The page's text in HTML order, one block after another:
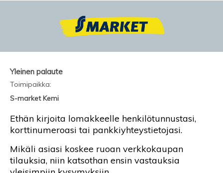
Yleinen palaute
Toimipaikka:
S-market Kemi
Ethän kirjoita lomakkeelle henkilötunnustasi,
korttinumeroasi tai pankkiyhteystietojasi.
Mikäli asiasi koskee ruoan verkkokaupan
tilauksia, niin katsothan ensin vastauksia